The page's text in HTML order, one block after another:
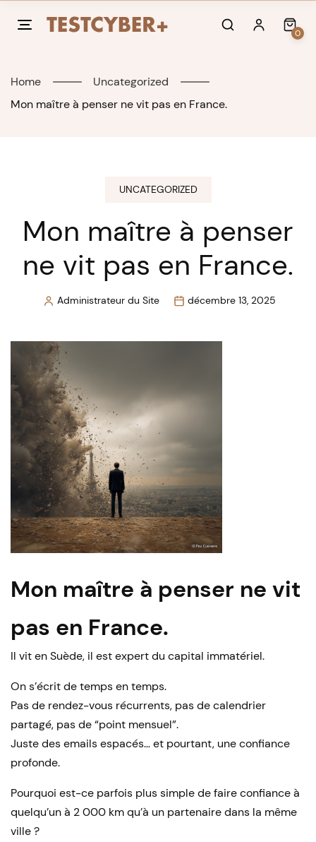
0
Home
Uncategorized
Mon maître à penser ne vit pas en France.
UNCATEGORIZED
Mon maître à penser
ne vit pas en France.
PostedAdministrateur du Site décembre 13, 2025
Mon maître à penser ne vit
pas en France.
Il vit en Suède, il est expert du capital immatériel.
On s’écrit de temps en temps.
Pas de rendez-vous récurrents, pas de calendrier
partagé, pas de “point mensuel”.
Juste des emails espacés… et pourtant, une confiance
profonde.
Pourquoi est-ce parfois plus simple de faire confiance à
quelqu’un à 2 000 km qu’à un partenaire dans la même
ville ?